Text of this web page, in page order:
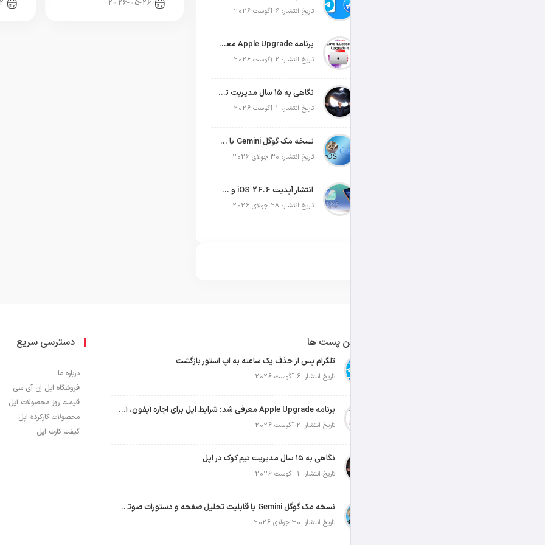
2026-05-26
تاریخ انتشار: 6 آگوست 2026
برنامه Apple Upgrade معرفی شد؛ شرایط اپل برای اجاره آیفون، آیپد، مک و اپل واچ
تاریخ انتشار: 2 آگوست 2026
نگاهی به ۱۵ سال مدیریت تیم کوک در اپل
تاریخ انتشار: 1 آگوست 2026
نسخه مک گوگل Gemini با قابلیت تحلیل صفحه و دستورات صوتی در به‌روزرسانی جدید
تاریخ انتشار: 30 جولای 2026
انتشار آپدیت iOS 26.6 و iPadOS 26.6
تاریخ انتشار: 28 جولای 2026
آخرین پست ها
تلگرام پس از حذف یک ساعته به اپ استور بازگشت
تاریخ انتشار: 6 آگوست 2026
برنامه Apple Upgrade معرفی شد؛ شرایط اپل برای اجاره آیفون، آیپد، مک و اپل واچ
تاریخ انتشار: 2 آگوست 2026
نگاهی به ۱۵ سال مدیریت تیم کوک در اپل
تاریخ انتشار: 1 آگوست 2026
نسخه مک گوگل Gemini با قابلیت تحلیل صفحه و دستورات صوتی در به‌روزرسانی جدید
تاریخ انتشار: 30 جولای 2026
دسترسی سریع
درباره ما
فروشگاه اپل اِن آی سی
قیمت روز محصولات اپل
محصولات کارکرده اپل
گیفت کارت اپل